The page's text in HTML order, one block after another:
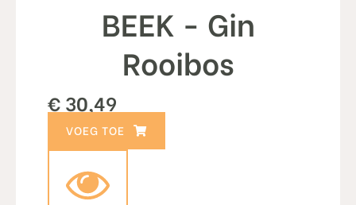
BEEK - Gin
Rooibos
€ 30,49